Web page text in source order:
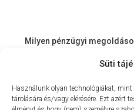
Süti
Használunk olyan technológiákat,
tárolására és/vagy elérésére. Ezt azért
Milyen pénzügyi
szolgáltatás a Balaton